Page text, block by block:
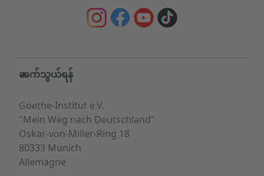
Service- und Informationsbereich
ဆက်သွယ်ရန်
Goethe-Institut e.V.
"Mein Weg nach Deutschland"
Oskar-von-Miller-Ring 18
80333 Munich
Allemagne